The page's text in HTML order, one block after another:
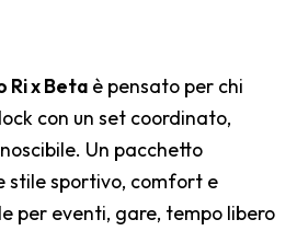
x Beta è pensato per chi
con un set coordinato,
Un pacchetto
stile sportivo, comfort e
per eventi, gare, tempo libero